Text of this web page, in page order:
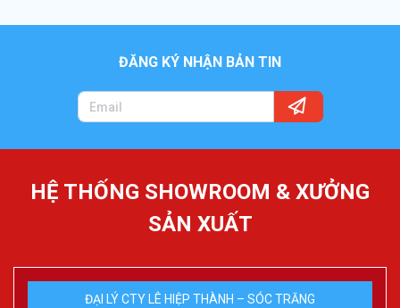
ĐĂNG KÝ NHẬN BẢN TIN
HỆ THỐNG SHOWROOM & XƯỞNG
SẢN XUẤT
ĐẠI LÝ CTY LÊ HIỆP THÀNH – SÓC TRĂNG